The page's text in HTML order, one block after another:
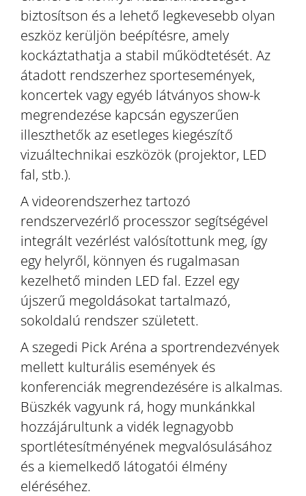
biztosítson és a lehető legkevesebb olyan
eszköz kerüljön beépítésre, amely
kockáztathatja a stabil működtetését. Az
átadott rendszerhez sportesemények,
koncertek vagy egyéb látványos show-k
megrendezése kapcsán egyszerűen
illeszthetők az esetleges kiegészítő
vizuáltechnikai eszközök (projektor, LED
fal, stb.).
A videorendszerhez tartozó
rendszervezérlő processzor segítségével
integrált vezérlést valósítottunk meg, így
egy helyről, könnyen és rugalmasan
kezelhető minden LED fal. Ezzel egy
újszerű megoldásokat tartalmazó,
sokoldalú rendszer született.
A szegedi Pick Aréna a sportrendezvények
mellett kulturális események és
konferenciák megrendezésére is alkalmas.
Büszkék vagyunk rá, hogy munkánkkal
hozzájárultunk a vidék legnagyobb
sportlétesítményének megvalósulásához
és a kiemelkedő látogatói élmény
eléréséhez.